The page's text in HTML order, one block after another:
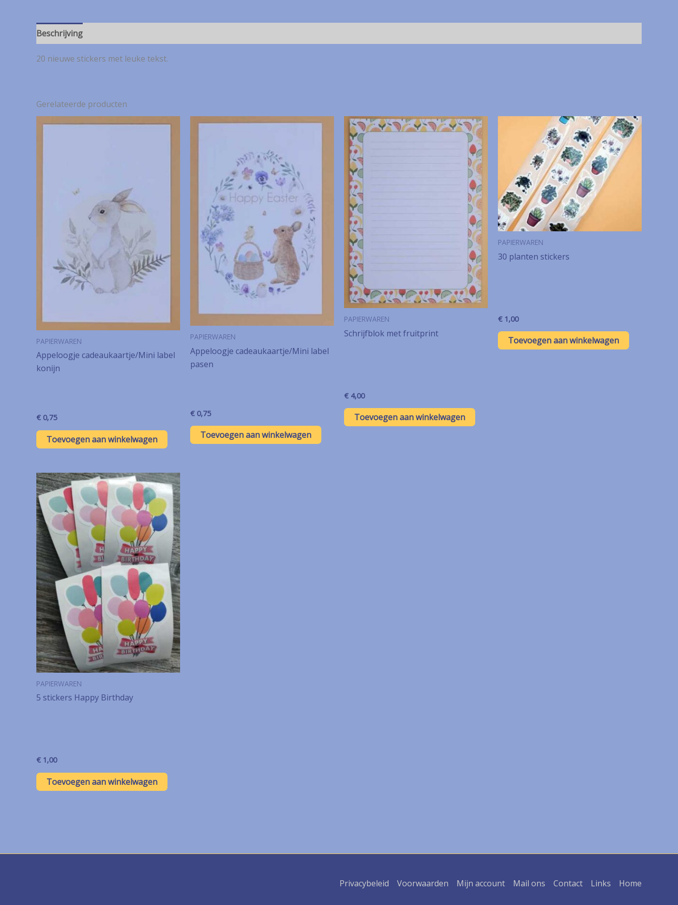
Beschrijving
20 nieuwe stickers met leuke tekst.
Gerelateerde producten
PAPIERWAREN
Appeloogje cadeaukaartje/Mini label
konijn
€ 0,75
Toevoegen aan winkelwagen
PAPIERWAREN
Appeloogje cadeaukaartje/Mini label
pasen
€ 0,75
Toevoegen aan winkelwagen
PAPIERWAREN
Schrijfblok met fruitprint
€ 4,00
Toevoegen aan winkelwagen
PAPIERWAREN
30 planten stickers
€ 1,00
Toevoegen aan winkelwagen
PAPIERWAREN
5 stickers Happy Birthday
€ 1,00
Toevoegen aan winkelwagen
Privacybeleid Voorwaarden Mijn account Mail ons Contact Links Home